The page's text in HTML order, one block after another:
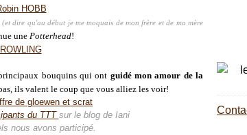
(et dire qu'au début je me moquais de mon frère et de ma mère
unePotterhead!
bouquins qui ont guidé mon amour de la
ils valent le coup que vous alliez les voir!
du TTTsur le blog de Iani
nous avons participé.